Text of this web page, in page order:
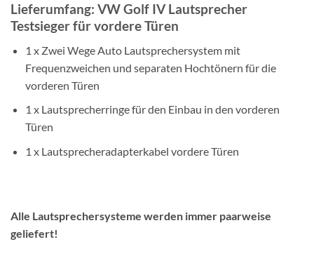
Lieferumfang: VW Golf IV Lautsprecher
Testsieger für vordere Türen
1 x Zwei Wege Auto Lautsprechersystem mit
Frequenzweichen und separaten Hochtönern für die
vorderen Türen
1 x Lautsprecherringe für den Einbau in den vorderen
Türen
1 x Lautsprecheradapterkabel vordere Türen
Alle Lautsprechersysteme werden immer paarweise
geliefert!